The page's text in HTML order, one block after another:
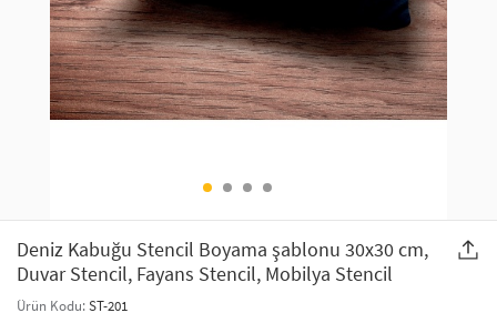
SAÇ AKSESUARLARI
GELİN / DÜĞÜN AKSESUARLARI
ŞAL VE FULAR
ODA KOKUSU VE MUM
PARTİ SÜSLERİ
YILBAŞI ÜRÜNLERİ
Deniz Kabuğu Stencil Boyama şablonu 30x30 cm,
Duvar Stencil, Fayans Stencil, Mobilya Stencil
Ürün Kodu:ST-201